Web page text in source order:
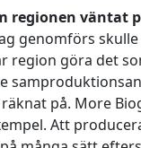
regionen väntat
genomförs
region göra det
på. More
Att